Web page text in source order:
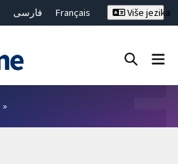
فارسی
Français
Više jezika